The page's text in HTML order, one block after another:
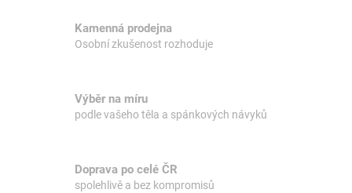
Kamenná prodejna
Osobní zkušenost rozhoduje
Výběr na míru
podle vašeho těla a spánkových návyků
Doprava po celé ČR
spolehlivě a bez kompromisů